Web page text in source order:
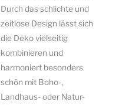
Durch das schlichte und
zeitlose Design lässt sich
die Deko vielseitig
kombinieren und
harmoniert besonders
schön mit Boho-,
Landhaus- oder Natur-